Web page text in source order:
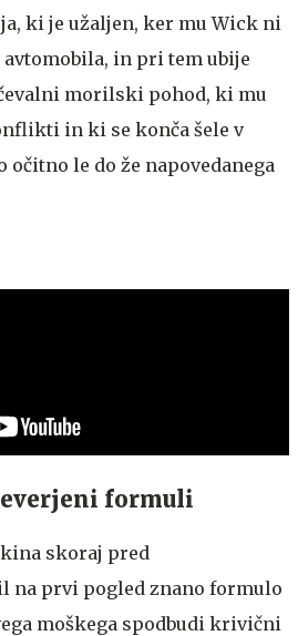
ki je užaljen, ker mu Wick ni
in pri tem ubije
morilski pohod, ki mu
in ki se konča šele v
očitno le do že napovedanega
formuli
skoraj pred
na prvi pogled znano formulo
moškega spodbudi krivični